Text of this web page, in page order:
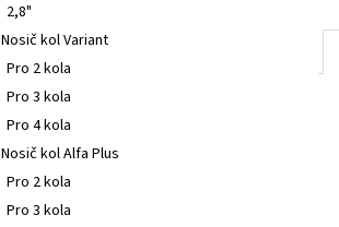
2,8"
Nosič kol Variant
Pro 2 kola
Pro 3 kola
Pro 4 kola
Nosič kol Alfa Plus
Pro 2 kola
Pro 3 kola